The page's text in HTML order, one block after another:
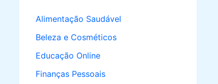
Alimentação Saudável
Beleza e Cosméticos
Educação Online
Finanças Pessoais